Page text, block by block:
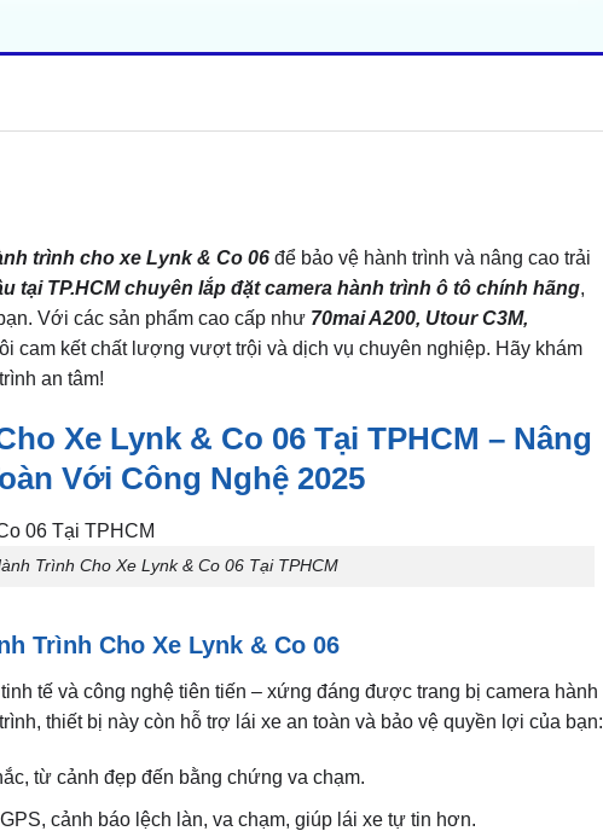
trình cho xe Lynk & Co 06để bảo vệ hành trình và nâng cao trải
tại TP.HCM chuyên lắp đặt camera hành trình ô tô chính hãng,
Với các sản phẩm cao cấp như 70mai A200, Utour C3M,
cam kết chất lượng vượt trội và dịch vụ chuyên nghiệp. Hãy khám
an tâm!
Xe Lynk & Co 06 Tại TPHCM – Nâng
Với Công Nghệ 2025
Trình Cho Xe Lynk & Co 06 Tại TPHCM
Trình Cho Xe Lynk & Co 06
tế và công nghệ tiên tiến – xứng đáng được trang bị camera hành
thiết bị này còn hỗ trợ lái xe an toàn và bảo vệ quyền lợi của bạn:
từ cảnh đẹp đến bằng chứng va chạm.
cảnh báo lệch làn, va chạm, giúp lái xe tự tin hơn.